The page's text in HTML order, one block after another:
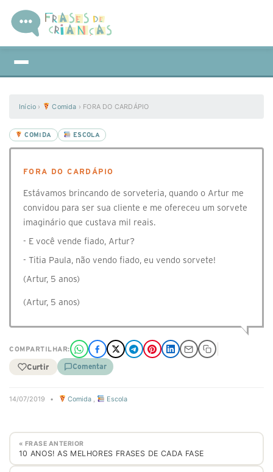
Início › Comida › FORA DO CARDÁPIO
COMIDA ESCOLA
FORA DO CARDÁPIO
‭Estávamos brincando de sorveteria, quando o Artur me
convidou para ser sua cliente e me ofereceu um sorvete
imaginário que custava mil reais.‬
‭- E você vende fiado, Artur? ‬
‭- Titia Paula, não vendo fiado, eu vendo sorvete!‬
‭(Artur, 5 anos)‬
(Artur, 5 anos)
COMPARTILHAR:
Curtir Comentar
14/07/2019 • Comida , Escola
« FRASE ANTERIOR
10 ANOS! AS MELHORES FRASES DE CADA FASE